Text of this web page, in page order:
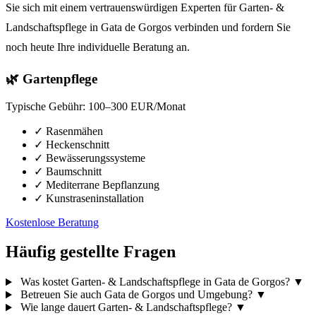
Sie sich mit einem vertrauenswürdigen Experten für Garten- &
Landschaftspflege in Gata de Gorgos verbinden und fordern Sie
noch heute Ihre individuelle Beratung an.
🌿 Gartenpflege
Typische Gebühr: 100–300 EUR/Monat
✓ Rasenmähen
✓ Heckenschnitt
✓ Bewässerungssysteme
✓ Baumschnitt
✓ Mediterrane Bepflanzung
✓ Kunstraseninstallation
Kostenlose Beratung
Häufig gestellte Fragen
Was kostet Garten- & Landschaftspflege in Gata de Gorgos? ▼
Betreuen Sie auch Gata de Gorgos und Umgebung? ▼
Wie lange dauert Garten- & Landschaftspflege? ▼